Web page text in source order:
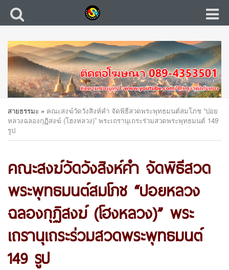
สายธรรมะ » คณะสงฆ์วัดวังสิงห์คำ จัดพิธีสวดพระพุทธมนต์สมโภช “ปอย
หลวงฉลองกุฏิสงฆ์ (โฮงหลวง)” พระเถรานุเถระร่วมสวดพระพุทธมนต์ 149
รูป
คณะสงฆ์วัดวังสิงห์คำ จัดพิธีสวด
พระพุทธมนต์สมโภช “ปอยหลวง
ฉลองกุฏิสงฆ์ (โฮงหลวง)” พระ
เถรานุเถระร่วมสวดพระพุทธมนต์
149 รูป